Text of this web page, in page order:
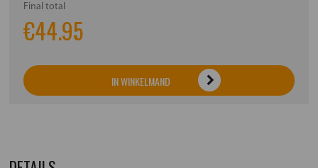
Final total
€44.95
IN WINKELMAND